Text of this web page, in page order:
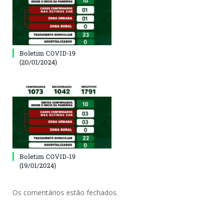
Boletim COVID-19
(20/01/2024)
Boletim COVID-19
(19/01/2024)
Os comentários estão fechados.